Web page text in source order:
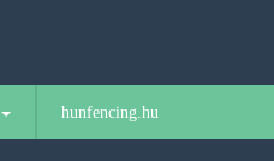
hunfencing.hu